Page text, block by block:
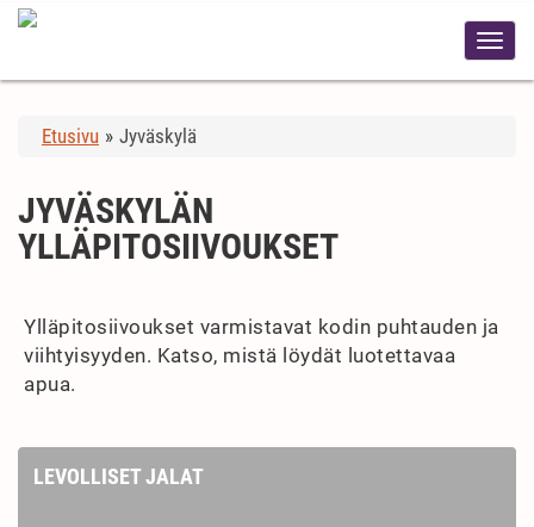
Etusivu » Jyväskylä
JYVÄSKYLÄN
YLLÄPITOSIIVOUKSET
Ylläpitosiivoukset varmistavat kodin puhtauden ja
viihtyisyyden. Katso, mistä löydät luotettavaa
apua.
LEVOLLISET JALAT